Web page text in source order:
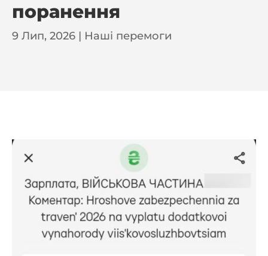
поранення
9 Лип, 2026 | Наші перемоги